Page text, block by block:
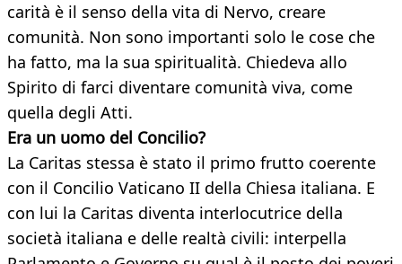
carità è il senso della vita di Nervo, creare
comunità. Non sono importanti solo le cose che
ha fatto, ma la sua spiritualità. Chiedeva allo
Spirito di farci diventare comunità viva, come
quella degli Atti.
Era un uomo del Concilio?
La Caritas stessa è stato il primo frutto coerente
con il Concilio Vaticano II della Chiesa italiana. E
con lui la Caritas diventa interlocutrice della
società italiana e delle realtà civili: interpella